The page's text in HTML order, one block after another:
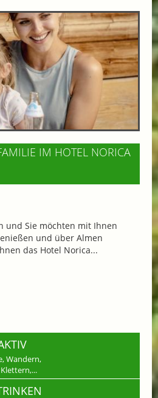
IM HOTEL NORICA
und Sie möchten mit Ihnen
und über Almen
das Hotel Norica...
Wandern,